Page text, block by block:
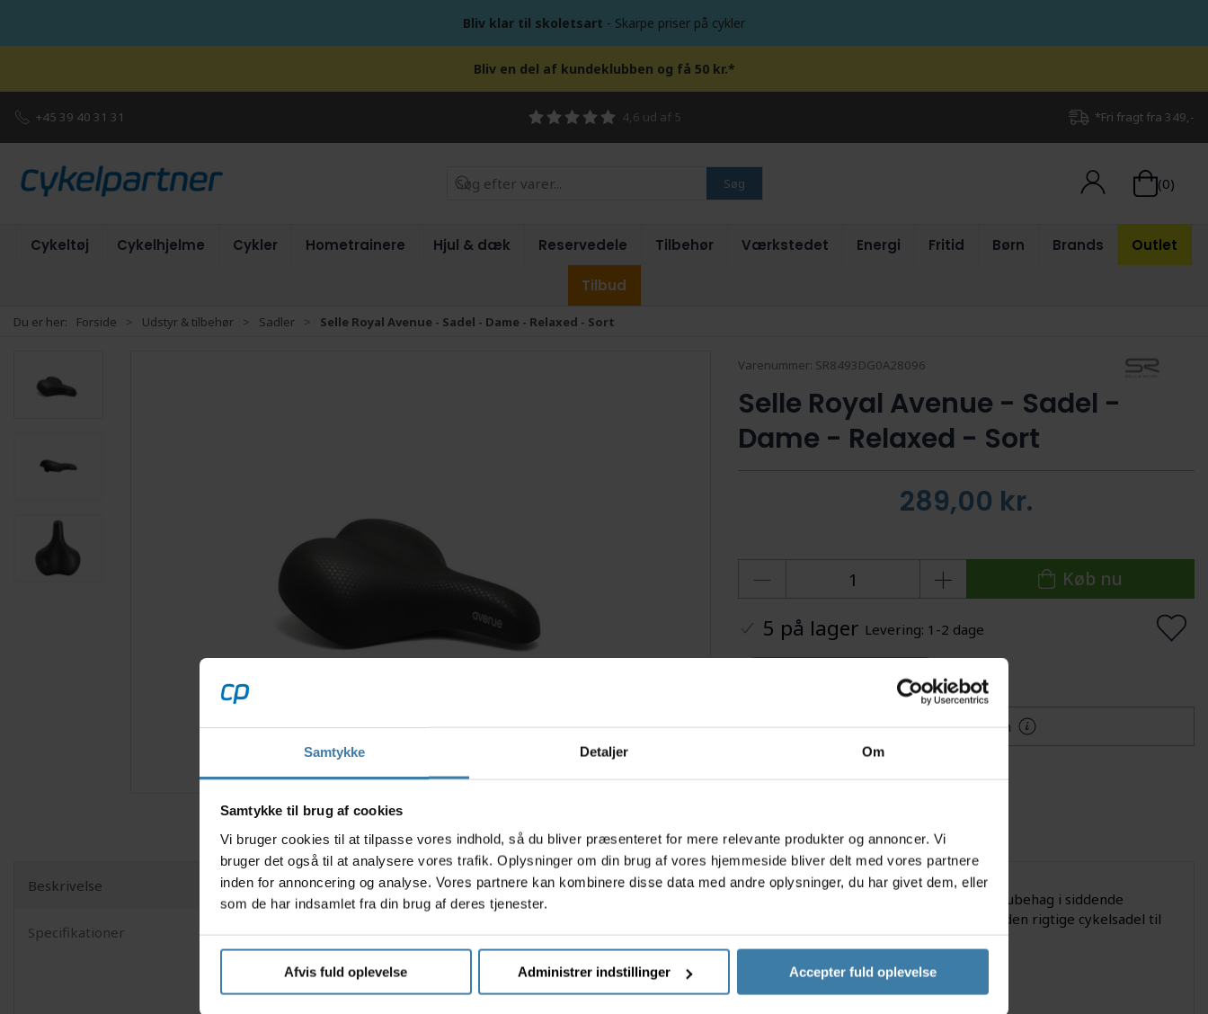
Samtykke Detaljer Om
Samtykke til brug af cookies
Vi bruger cookies til at tilpasse vores indhold, så du bliver præsenteret for mere relevante produkter og annoncer. Vi
bruger det også til at analysere vores trafik. Oplysninger om din brug af vores hjemmeside bliver delt med vores partnere
inden for annoncering og analyse. Vores partnere kan kombinere disse data med andre oplysninger, du har givet dem, eller
som de har indsamlet fra din brug af deres tjenester.
Afvis fuld oplevelse Administrer indstillinger Accepter fuld oplevelse
Bliv klar til skoletsart - Skarpe priser på cykler
Bliv en del af kundeklubben og få 50 kr.*
+45 39 40 31 31 4,6 ud af 5 *Fri fragt fra 349,-
Søg (0)
Cykeltøj Cykelhjelme Cykler Hometrainere Hjul & dæk Reservedele Tilbehør Værkstedet Energi Fritid Børn Brands Outlet
Tilbud
Du er her: Forside Udstyr & tilbehør Sadler Selle Royal Avenue - Sadel - Dame - Relaxed - Sort
Varenummer: SR8493DG0A28096
Selle Royal Avenue - Sadel -
Dame - Relaxed - Sort
289,00 kr.
Køb nu
5 på lager Levering: 1-2 dage
Tilføj til Ønskeskyen
Mere information
Beskrivelse
Specifikationer
Selle Royal Avenue Relaxed cykelsadel er udstyret med ekstra tyk Royalgel™-dæmpning for at reducere ubehag i siddende
knogler og med en central kanal, der sikrer trykaflastning i perinealområdet. Avenue Relaxed sædet er den rigtige cykelsadel til
dem, der søger en balance mellem komfort og støtte under deres pendling frem og tilbage i byen.
Specifikationer: